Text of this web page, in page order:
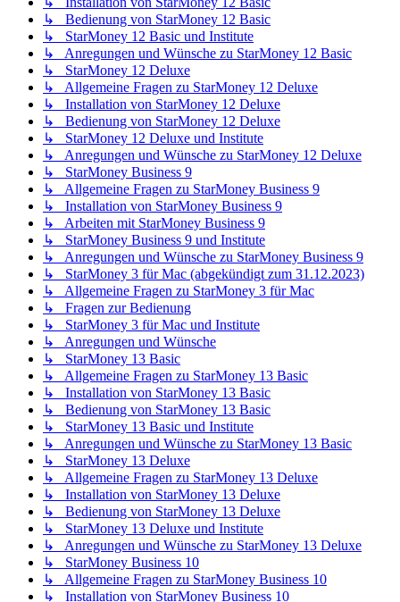
↳ Bedienung von StarMoney 12 Basic
↳ StarMoney 12 Basic und Institute
↳ Anregungen und Wünsche zu StarMoney 12 Basic
↳ StarMoney 12 Deluxe
↳ Allgemeine Fragen zu StarMoney 12 Deluxe
↳ Installation von StarMoney 12 Deluxe
↳ Bedienung von StarMoney 12 Deluxe
↳ StarMoney 12 Deluxe und Institute
↳ Anregungen und Wünsche zu StarMoney 12 Deluxe
↳ StarMoney Business 9
↳ Allgemeine Fragen zu StarMoney Business 9
↳ Installation von StarMoney Business 9
↳ Arbeiten mit StarMoney Business 9
↳ StarMoney Business 9 und Institute
↳ Anregungen und Wünsche zu StarMoney Business 9
↳ StarMoney 3 für Mac (abgekündigt zum 31.12.2023)
↳ Allgemeine Fragen zu StarMoney 3 für Mac
↳ Fragen zur Bedienung
↳ StarMoney 3 für Mac und Institute
↳ Anregungen und Wünsche
↳ StarMoney 13 Basic
↳ Allgemeine Fragen zu StarMoney 13 Basic
↳ Installation von StarMoney 13 Basic
↳ Bedienung von StarMoney 13 Basic
↳ StarMoney 13 Basic und Institute
↳ Anregungen und Wünsche zu StarMoney 13 Basic
↳ StarMoney 13 Deluxe
↳ Allgemeine Fragen zu StarMoney 13 Deluxe
↳ Installation von StarMoney 13 Deluxe
↳ Bedienung von StarMoney 13 Deluxe
↳ StarMoney 13 Deluxe und Institute
↳ Anregungen und Wünsche zu StarMoney 13 Deluxe
↳ StarMoney Business 10
↳ Allgemeine Fragen zu StarMoney Business 10
↳ Installation von StarMoney Business 10